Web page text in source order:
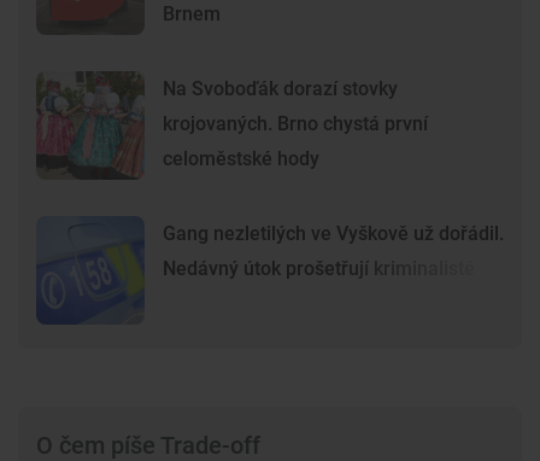
Brnem
Na Svoboďák dorazí stovky
krojovaných. Brno chystá první
celoměstské hody
Gang nezletilých ve Vyškově už dořádil.
Nedávný útok prošetřují kriminalisté
O čem píše Trade-off